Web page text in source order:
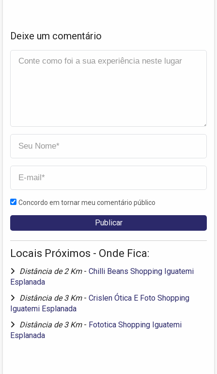
Deixe um comentário
Concordo em tornar meu comentário público
Locais Próximos - Onde Fica:
Distância de 2 Km - Chilli Beans Shopping Iguatemi
Esplanada
Distância de 3 Km - Crislen Ótica E Foto Shopping
Iguatemi Esplanada
Distância de 3 Km - Fototica Shopping Iguatemi
Esplanada